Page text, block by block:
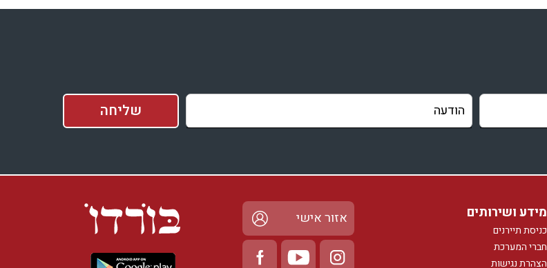
בדיקת זמינות ומחירים
מידע ושירותים
כניסת תיירנים
חברי המערכת
הצהרת נגישות
אזור אישי